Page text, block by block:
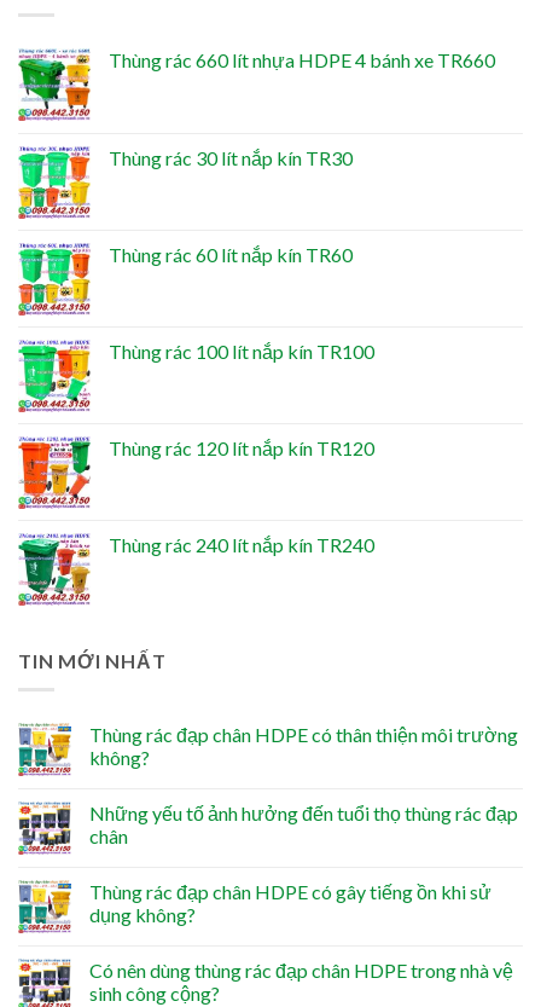
Thùng rác 660 lít nhựa HDPE 4 bánh xe TR660
Thùng rác 30 lít nắp kín TR30
Thùng rác 60 lít nắp kín TR60
Thùng rác 100 lít nắp kín TR100
Thùng rác 120 lít nắp kín TR120
Thùng rác 240 lít nắp kín TR240
TIN MỚI NHẤT
Thùng rác đạp chân HDPE có thân thiện môi trường
không?
Những yếu tố ảnh hưởng đến tuổi thọ thùng rác đạp
chân
Thùng rác đạp chân HDPE có gây tiếng ồn khi sử
dụng không?
Có nên dùng thùng rác đạp chân HDPE trong nhà vệ
sinh công cộng?